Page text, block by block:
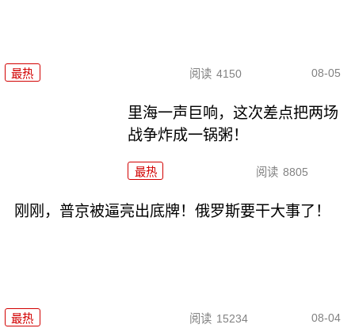
最热 阅读 4150 08-05
里海一声巨响，这次差点把两场
战争炸成一锅粥！
最热 阅读 8805
刚刚，普京被逼亮出底牌！俄罗斯要干大事了！
最热 阅读 15234 08-04